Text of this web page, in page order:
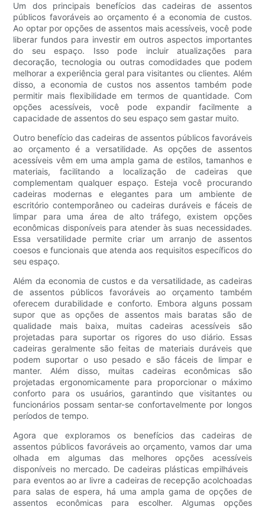
Um dos principais benefícios das cadeiras de assentos
públicos favoráveis ​​ao orçamento é a economia de custos.
Ao optar por opções de assentos mais acessíveis, você pode
liberar fundos para investir em outros aspectos importantes
do seu espaço. Isso pode incluir atualizações para
decoração, tecnologia ou outras comodidades que podem
melhorar a experiência geral para visitantes ou clientes. Além
disso, a economia de custos nos assentos também pode
permitir mais flexibilidade em termos de quantidade. Com
opções acessíveis, você pode expandir facilmente a
capacidade de assentos do seu espaço sem gastar muito.
Outro benefício das cadeiras de assentos públicos favoráveis
​​ao orçamento é a versatilidade. As opções de assentos
acessíveis vêm em uma ampla gama de estilos, tamanhos e
materiais, facilitando a localização de cadeiras que
complementam qualquer espaço. Esteja você procurando
cadeiras modernas e elegantes para um ambiente de
escritório contemporâneo ou cadeiras duráveis ​​e fáceis de
limpar para uma área de alto tráfego, existem opções
econômicas disponíveis para atender às suas necessidades.
Essa versatilidade permite criar um arranjo de assentos
coesos e funcionais que atenda aos requisitos específicos do
seu espaço.
Além da economia de custos e da versatilidade, as cadeiras
de assentos públicos favoráveis ​​ao orçamento também
oferecem durabilidade e conforto. Embora alguns possam
supor que as opções de assentos mais baratas são de
qualidade mais baixa, muitas cadeiras acessíveis são
projetadas para suportar os rigores do uso diário. Essas
cadeiras geralmente são feitas de materiais duráveis ​​que
podem suportar o uso pesado e são fáceis de limpar e
manter. Além disso, muitas cadeiras econômicas são
projetadas ergonomicamente para proporcionar o máximo
conforto para os usuários, garantindo que visitantes ou
funcionários possam sentar-se confortavelmente por longos
períodos de tempo.
Agora que exploramos os benefícios das cadeiras de
assentos públicos favoráveis ​​ao orçamento, vamos dar uma
olhada em algumas das melhores opções acessíveis
disponíveis no mercado. De cadeiras plásticas empilháveis ​​
para eventos ao ar livre a cadeiras de recepção acolchoadas
para salas de espera, há uma ampla gama de opções de
assentos econômicas para escolher. Algumas opções